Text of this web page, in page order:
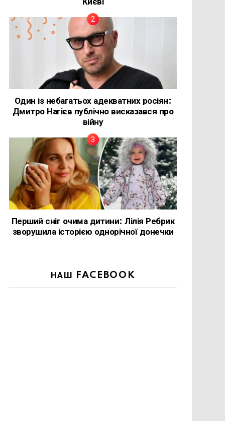
Один із небагатьох адекватних росіян:
Дмитро Нагієв публічно висказався про
війну
Перший сніг очима дитини: Лілія Ребрик
зворушила історією однорічної донечки
НАШ FACEBOOK